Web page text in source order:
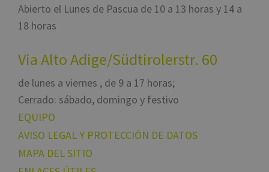
Abierto el Lunes de Pascua de 10 a 13 horas y 14 a
18 horas
Via Alto Adige/Südtirolerstr. 60
de lunes a viernes , de 9 a 17 horas;
Cerrado: sábado, domingo y festivo
EQUIPO
AVISO LEGAL Y PROTECCIÓN DE DATOS
MAPA DEL SITIO